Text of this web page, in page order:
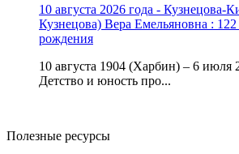
10 августа 2026 года - Кузнецова-
Кузнецова) Вера Емельяновна : 122
рождения
10 августа 1904 (Харбин) – 6 июля
Детство и юность про...
Полезные ресурсы